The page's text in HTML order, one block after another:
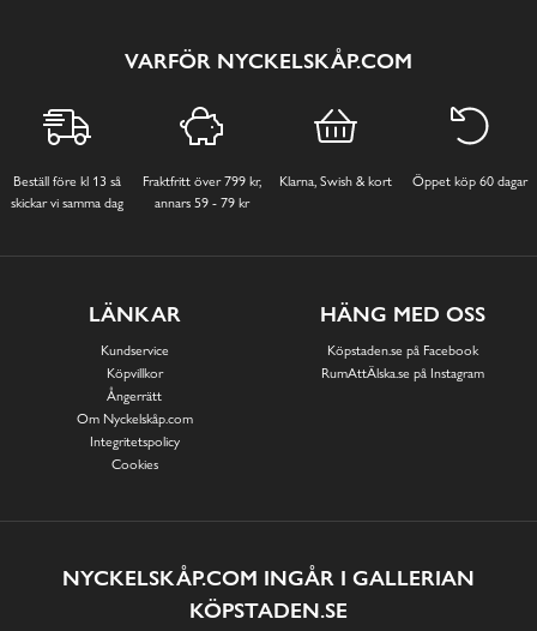
VARFÖR NYCKELSKÅP.COM
Beställ före kl 13 så
skickar vi samma dag
Fraktfritt över 799 kr,
annars 59 - 79 kr
Klarna, Swish & kort Öppet köp 60 dagar
LÄNKAR
Kundservice
Köpvillkor
Ångerrätt
Om Nyckelskåp.com
Integritetspolicy
Cookies
HÄNG MED OSS
Köpstaden.se på Facebook
RumAttÄlska.se på Instagram
NYCKELSKÅP.COM INGÅR I GALLERIAN
KÖPSTADEN.SE